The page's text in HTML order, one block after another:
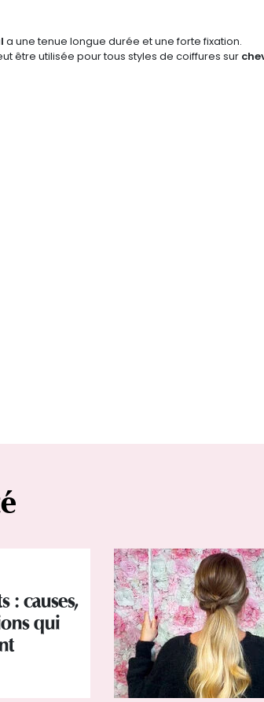
a une tenue longue durée et une forte fixation.
être utilisée pour tous styles de coiffures sur
: causes,
qui